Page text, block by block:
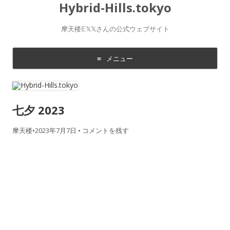
Hybrid-Hills.tokyo
摩天楼𝔼𝕏𝕏さんの公式ウェブサイト
メニュー
コ
ン
テ
に
移
す
る
七夕 2023
摩天楼•2023年7月7日 • コメントを残す